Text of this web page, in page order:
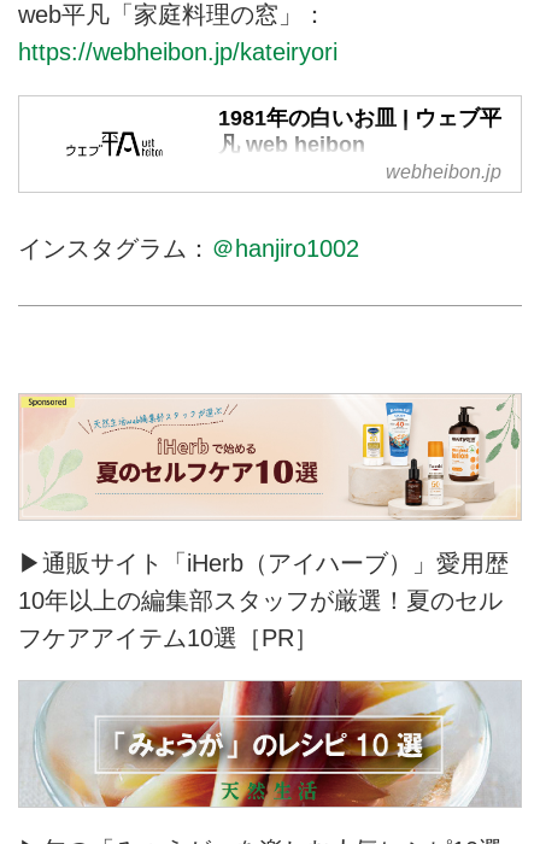
web平凡「家庭料理の窓」：
https://webheibon.jp/kateiryori
1981年の白いお皿 | ウェブ平
凡 web heibon
今年も「ヤマザキ春のパンまつ
ンまつりではお皿を2枚もらっ
た。直径21cm＝日本の器の寸法
webheibon.jp
インスタグラム： ＠hanjiro1002
▶通販サイト「iHerb（アイハーブ）」愛用歴
10年以上の編集部スタッフが厳選！夏のセル
フケアアイテム10選［PR］